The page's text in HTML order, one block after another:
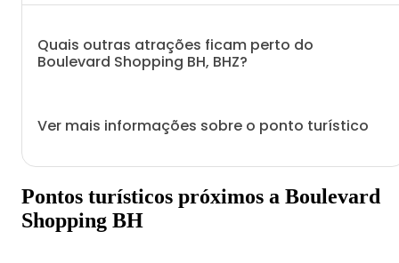
Quais outras atrações ficam perto do
Boulevard Shopping BH, BHZ?
Ver mais informações sobre o ponto turístico
Pontos turísticos próximos a Boulevard
Shopping BH